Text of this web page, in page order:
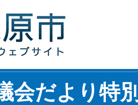
会だより特